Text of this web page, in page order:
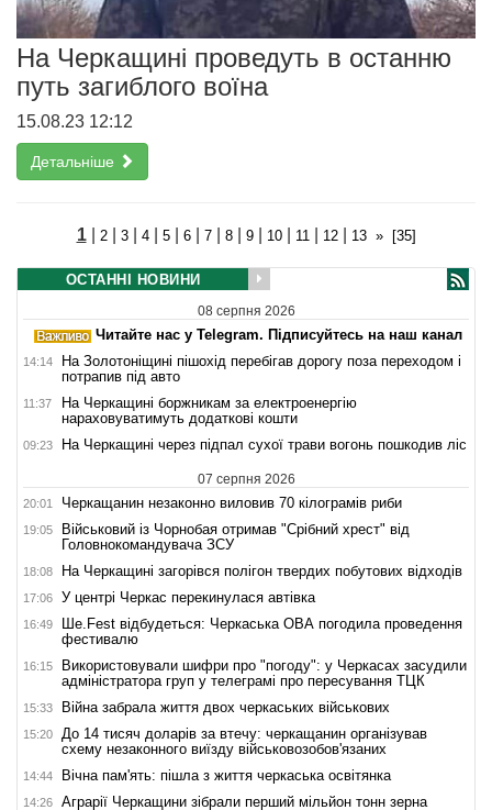
На Черкащині проведуть в останню
путь загиблого воїна
15.08.23 12:12
Детальніше
1| 2| 3| 4| 5| 6| 7| 8| 9| 10| 11 12| 13 » [35]
ОСТАННІ НОВИНИ
08 серпня 2026
Читайте нас у Telegram. Підписуйтесь на наш канал
14:14
На Золотоніщині пішохід перебігав дорогу поза переходом і
потрапив під авто
11:37
На Черкащині боржникам за електроенергію
нараховуватимуть додаткові кошти
09:23 На Черкащині через підпал сухої трави вогонь пошкодив ліс
07 серпня 2026
20:01 Черкащанин незаконно виловив 70 кілограмів риби
19:05
Військовий із Чорнобая отримав "Срібний хрест" від
Головнокомандувача ЗСУ
18:08 На Черкащині загорівся полігон твердих побутових відходів
17:06 У центрі Черкас перекинулася автівка
16:49
Ше.Fest відбудеться: Черкаська ОВА погодила проведення
фестивалю
16:15
Використовували шифри про "погоду": у Черкасах засудили
адміністратора груп у телеграмі про пересування ТЦК
15:33 Війна забрала життя двох черкаських військових
15:20
До 14 тисяч доларів за втечу: черкащанин організував
схему незаконного виїзду військовозобов'язаних
14:44 Вічна пам'ять: пішла з життя черкаська освітянка
14:26 Аграрії Черкащини зібрали перший мільйон тонн зерна